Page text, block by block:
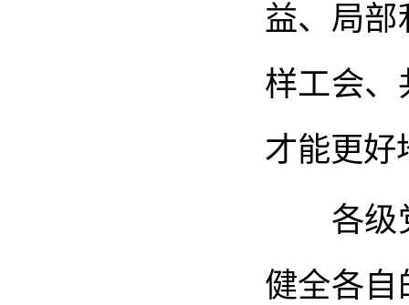
益、局部
样工会、
才能更好
各级党
健全各自